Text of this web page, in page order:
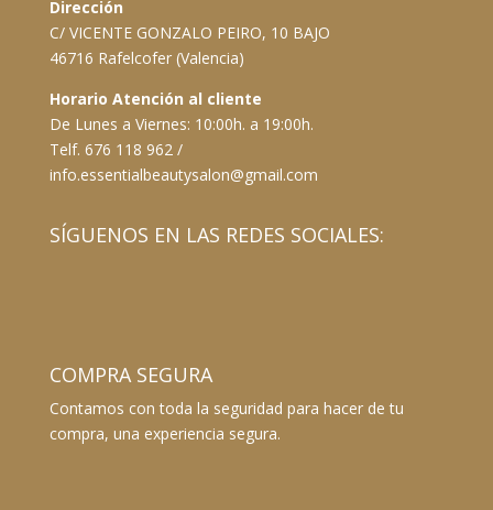
Dirección
C/ VICENTE GONZALO PEIRO, 10 BAJO
46716 Rafelcofer (Valencia)
Horario Atención al cliente
De Lunes a Viernes: 10:00h. a 19:00h.
Telf. 676 118 962 /
info.essentialbeautysalon@gmail.com
SÍGUENOS EN LAS REDES SOCIALES:
COMPRA SEGURA
Contamos con toda la seguridad para hacer de tu
compra, una experiencia segura.